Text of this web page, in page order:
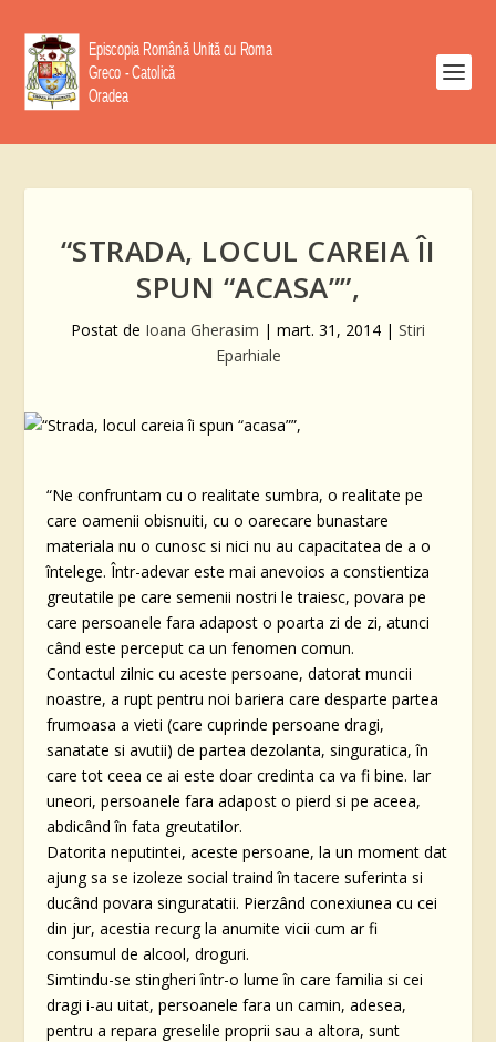
“STRADA, LOCUL CAREIA ÎI
SPUN “ACASA””,
Postat de Ioana Gherasim | mart. 31, 2014 | Stiri
Eparhiale
“Ne confruntam cu o realitate sumbra, o realitate pe
care oamenii obisnuiti, cu o oarecare bunastare
materiala nu o cunosc si nici nu au capacitatea de a o
întelege. Într-adevar este mai anevoios a constientiza
greutatile pe care semenii nostri le traiesc, povara pe
care persoanele fara adapost o poarta zi de zi, atunci
când este perceput ca un fenomen comun.
Contactul zilnic cu aceste persoane, datorat muncii
noastre, a rupt pentru noi bariera care desparte partea
frumoasa a vieti (care cuprinde persoane dragi,
sanatate si avutii) de partea dezolanta, singuratica, în
care tot ceea ce ai este doar credinta ca va fi bine. Iar
uneori, persoanele fara adapost o pierd si pe aceea,
abdicând în fata greutatilor.
Datorita neputintei, aceste persoane, la un moment dat
ajung sa se izoleze social traind în tacere suferinta si
ducând povara singuratatii. Pierzând conexiunea cu cei
din jur, acestia recurg la anumite vicii cum ar fi
consumul de alcool, droguri.
Simtindu-se stingheri într-o lume în care familia si cei
dragi i-au uitat, persoanele fara un camin, adesea,
pentru a repara greselile proprii sau a altora, sunt